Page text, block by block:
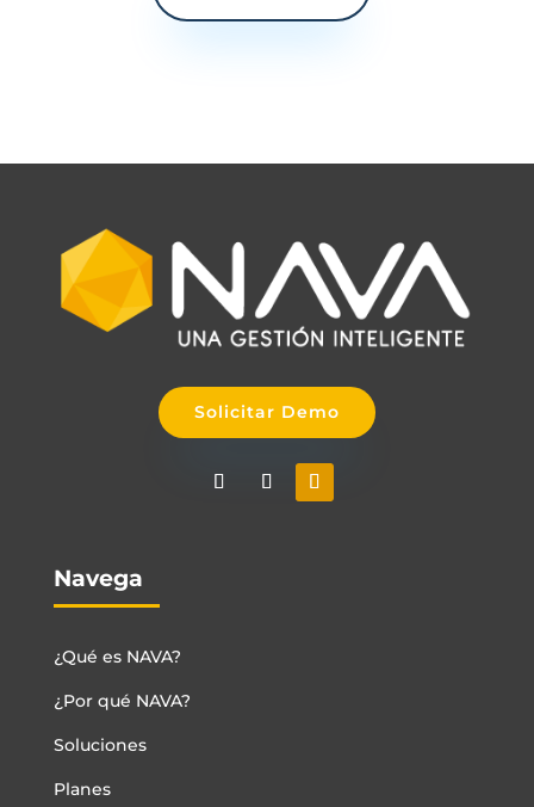
Solicitar Demo
Navega
¿Qué es NAVA?
¿Por qué NAVA?
Soluciones
Planes